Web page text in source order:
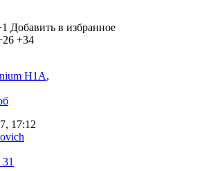
Добавить в избранное
+34
H1A,
17:12
31